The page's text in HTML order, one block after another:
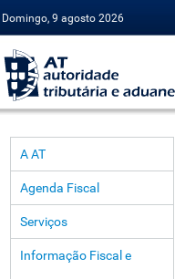
Domingo, 9 agosto 2026
A AT
Agenda Fiscal
Serviços
Informação Fiscal e